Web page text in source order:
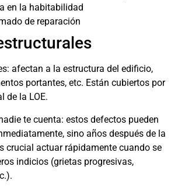
en la habitabilidad
de reparación
afectan a la estructura del edificio,
portantes, etc. Están cubiertos por
de la LOE.
te cuenta: estos defectos pueden
sino años después de la
crucial actuar rápidamente cuando se
indicios (grietas progresivas,